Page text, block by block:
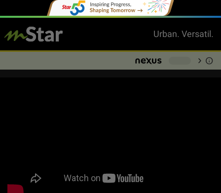
Urban. Versatil.
chevron_right info